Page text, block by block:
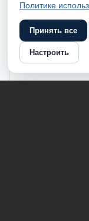
Политике
Принять все
Настроить